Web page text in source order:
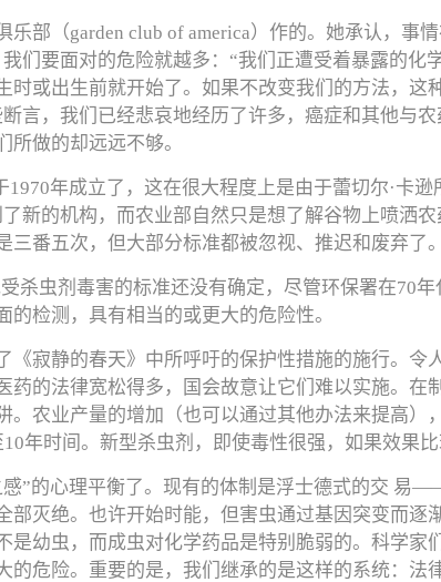
部（garden club of america）作的。她承认，事
们要面对的危险就越多：“我们正遭受着暴露的
或出生前就开始了。如果不改变我们的方法，这
言，我们已经悲哀地经历了许多，癌症和其他与
做的却远远不够。
1970年成立了，这在很大程度上是由于蕾切尔·卡
新的机构，而农业部自然只是想了解谷物上喷洒
番五次，但大部分标准都被忽视、推迟和废弃了。
杀虫剂毒害的标准还没有确定，尽管环保署在70
检测，具有相当的或更大的危险性。
寂静的春天》中所呼吁的保护性措施的施行。令
的法律宽松得多，国会故意让它们难以实施。
农业产量的增加（也可以通过其他办法来提高）
年时间。新型杀虫剂，即使毒性很强，如果效果
”的心理平衡了。现有的体制是浮士德式的交 易
灭绝。也许开始时能，但害虫通过基因突变而逐
是幼虫，而成虫对化学药品是特别脆弱的。科学
危险。重要的是，我们继承的是这样的系统：法